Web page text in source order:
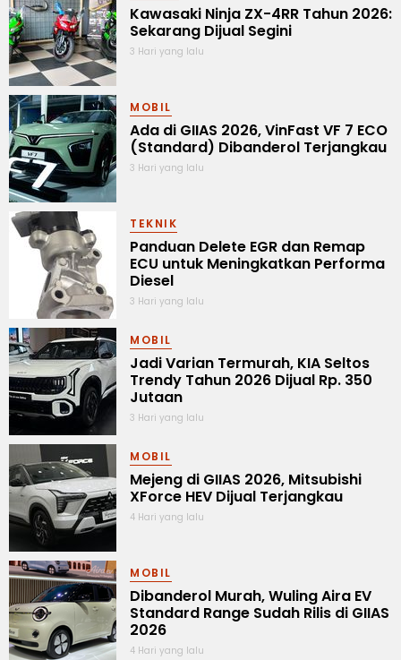
Kawasaki Ninja ZX-4RR Tahun 2026:
Sekarang Dijual Segini
3 Hari yang lalu
MOBIL
Ada di GIIAS 2026, VinFast VF 7 ECO
(Standard) Dibanderol Terjangkau
3 Hari yang lalu
TEKNIK
Panduan Delete EGR dan Remap
ECU untuk Meningkatkan Performa
Diesel
3 Hari yang lalu
MOBIL
Jadi Varian Termurah, KIA Seltos
Trendy Tahun 2026 Dijual Rp. 350
Jutaan
3 Hari yang lalu
MOBIL
Mejeng di GIIAS 2026, Mitsubishi
XForce HEV Dijual Terjangkau
4 Hari yang lalu
MOBIL
Dibanderol Murah, Wuling Aira EV
Standard Range Sudah Rilis di GIIAS
2026
4 Hari yang lalu